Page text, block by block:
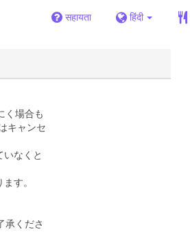
सहायता हिंदी
く場合も
キャンセ
なくと
す。
承くださ